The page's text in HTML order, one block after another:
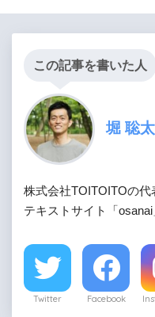
この記事を書いた人
堀 聡
株式会社TOITOITOの
テキストサイト「osanai
Twitter Facebook